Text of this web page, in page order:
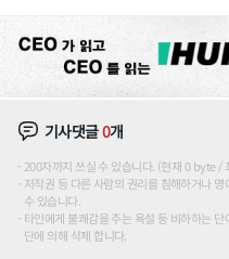
기사댓글0개
200자까지 쓰실 수 있습니다. (현재 0 byte /
저작권 등 다른 사람의 권리를 침해하거나
수 있습니다.
타인에게 불쾌감을 주는 욕설 등 비하하는
단에 의해 삭제 합니다.